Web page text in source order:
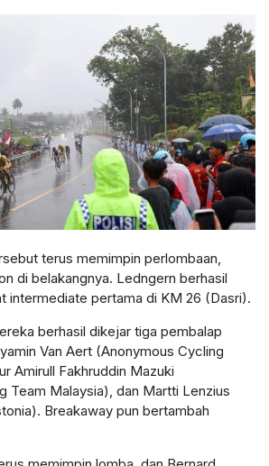
terus memimpin perlombaan,
di belakangnya. Ledngern berhasil
intermediate pertama di KM 26 (Dasri).
berhasil dikejar tiga pembalap
Van Aert (Anonymous Cycling
Amirull Fakhruddin Mazuki
Team Malaysia), dan Martti Lenzius
Breakaway pun bertambah